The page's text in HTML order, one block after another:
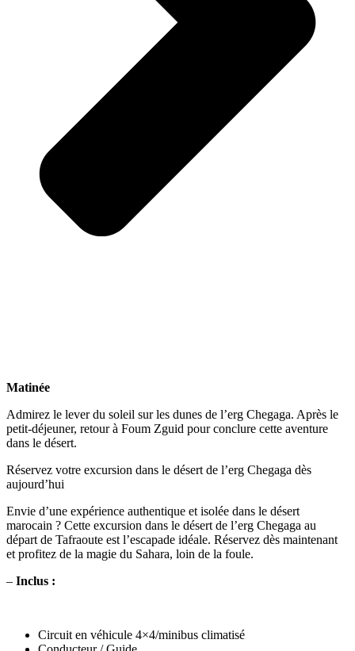
Matinée
Admirez le lever du soleil sur les dunes de l’erg Chegaga. Après le
petit-déjeuner, retour à Foum Zguid pour conclure cette aventure
dans le désert.
Réservez votre excursion dans le désert de l’erg Chegaga dès
aujourd’hui
Envie d’une expérience authentique et isolée dans le désert
marocain ? Cette excursion dans le désert de l’erg Chegaga au
départ de Tafraoute est l’escapade idéale. Réservez dès maintenant
et profitez de la magie du Sahara, loin de la foule.
– Inclus :
Circuit en véhicule 4×4/minibus climatisé